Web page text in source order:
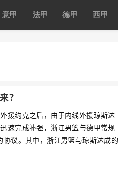
意甲 法甲 德甲 西甲
？
援约克之后，由于内线外援琼斯达
速完成补强，浙江男篮与德甲常规
议。其中，浙江男篮与琼斯达成的